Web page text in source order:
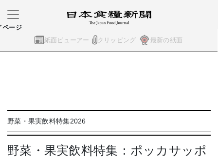
紙面ビューアー クリッピング 最新の紙面
ページ
野菜・果実飲料特集2026
野菜・果実飲料特集：ポッカサッポ